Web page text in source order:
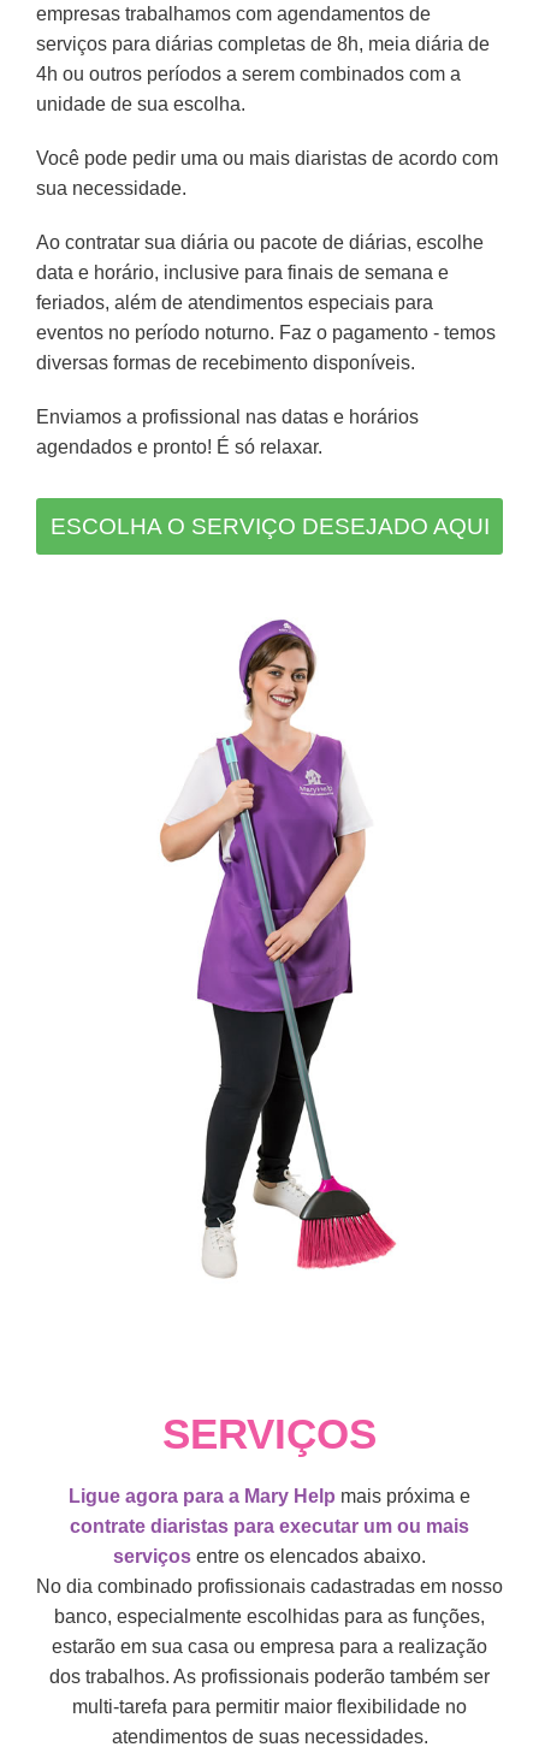
empresas trabalhamos com agendamentos de
serviços para diárias completas de 8h, meia diária de
4h ou outros períodos a serem combinados com a
unidade de sua escolha.
Você pode pedir uma ou mais diaristas de acordo com
sua necessidade.
Ao contratar sua diária ou pacote de diárias, escolhe
data e horário, inclusive para finais de semana e
feriados, além de atendimentos especiais para
eventos no período noturno. Faz o pagamento - temos
diversas formas de recebimento disponíveis.
Enviamos a profissional nas datas e horários
agendados e pronto! É só relaxar.
ESCOLHA O SERVIÇO DESEJADO AQUI
SERVIÇOS
Ligue agora para a Mary Help mais próxima e
contrate diaristas para executar um ou mais
serviços entre os elencados abaixo.
No dia combinado profissionais cadastradas em nosso
banco, especialmente escolhidas para as funções,
estarão em sua casa ou empresa para a realização
dos trabalhos. As profissionais poderão também ser
multi-tarefa para permitir maior flexibilidade no
atendimentos de suas necessidades.